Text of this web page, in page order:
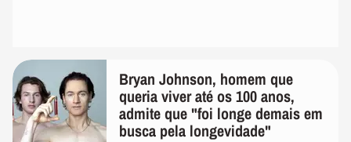
Bryan Johnson, homem que
queria viver até os 100 anos,
admite que "foi longe demais em
busca pela longevidade"